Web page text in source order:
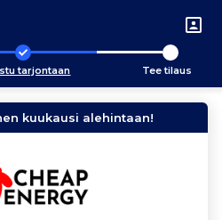
tarjontaan Tee tilaus
kuukausi alehintaan!